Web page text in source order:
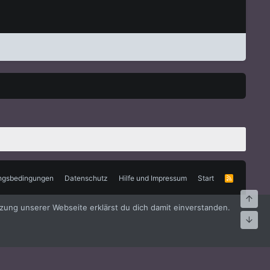
Datenschutz Hilfe und Impressum Start
R
unserer Webseite erklärst du dich damit einverstanden.
Oben